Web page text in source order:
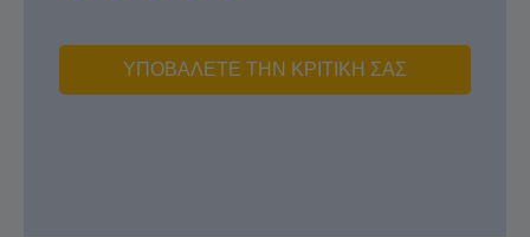
ΥΠΟΒΆΛΕΤΕ ΤΗΝ ΚΡΙΤΙΚΉ ΣΑΣ